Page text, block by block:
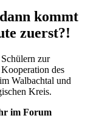
kommt
zuerst?!
zur
des
Walbachtal und
Kreis.
im Forum